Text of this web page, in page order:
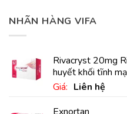
NHÃN HÀNG VIFA
Rivacryst 20mg
huyết khối tĩnh
Giá: Liên hệ